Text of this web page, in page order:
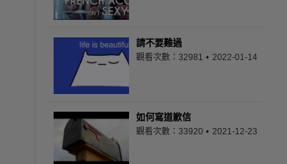
請不要難過
觀看次數：32981 2022-01-14
如何寫道歉信
觀看次數：33920 2021-12-23